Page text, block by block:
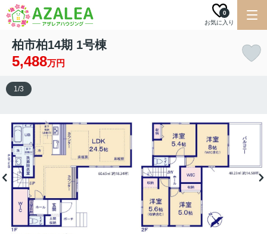
お気に入り
0
柏市柏14期 1号棟
5,488万円
1/3